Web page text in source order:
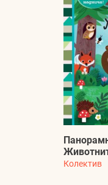
Колектив